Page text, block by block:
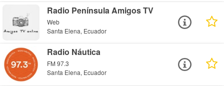
Radio Península Amigos TV
Web
Santa Elena, Ecuador
Radio Náutica
FM 97.3
Santa Elena, Ecuador